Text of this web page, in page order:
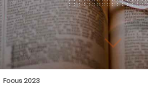
Focus 2023